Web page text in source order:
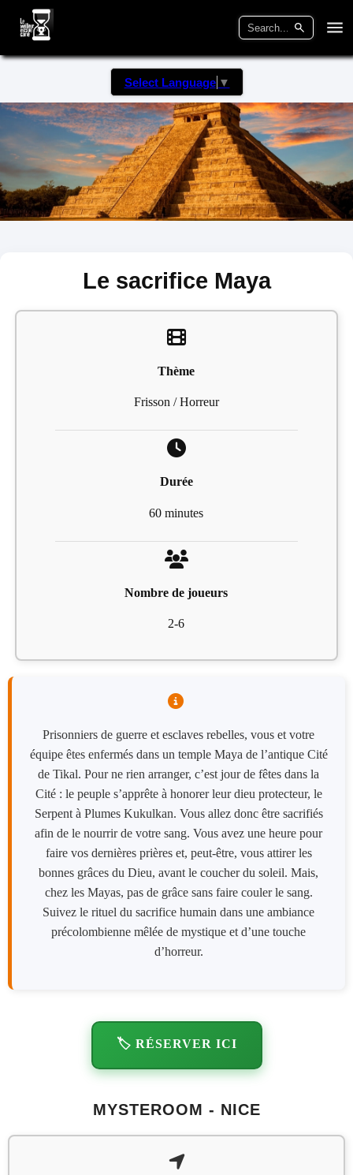
Select Language ▼
Le sacrifice Maya
Thème
Frisson / Horreur
Durée
60 minutes
Nombre de joueurs
2-6
Prisonniers de guerre et esclaves rebelles, vous et votre
équipe êtes enfermés dans un temple Maya de l’antique Cité
de Tikal. Pour ne rien arranger, c’est jour de fêtes dans la
Cité : le peuple s’apprête à honorer leur dieu protecteur, le
Serpent à Plumes Kukulkan. Vous allez donc être sacrifiés
afin de le nourrir de votre sang. Vous avez une heure pour
faire vos dernières prières et, peut-être, vous attirer les
bonnes grâces du Dieu, avant le coucher du soleil. Mais,
chez les Mayas, pas de grâce sans faire couler le sang.
Suivez le rituel du sacrifice humain dans une ambiance
précolombienne mêlée de mystique et d’une touche
d’horreur.
🏷️ RÉSERVER ICI
MYSTEROOM - NICE